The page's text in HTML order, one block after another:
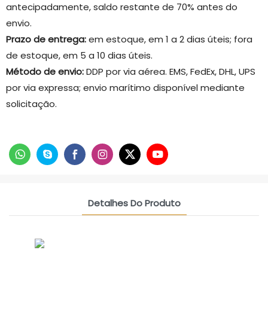
antecipadamente, saldo restante de 70% antes do
envio.
Prazo de entrega:em estoque, em 1 a 2 dias úteis; fora
de estoque, em 5 a 10 dias úteis.
Método de envio:DDP por via aérea. EMS, FedEx, DHL, UPS
por via expressa; envio marítimo disponível mediante
solicitação.
Detalhes Do Produto